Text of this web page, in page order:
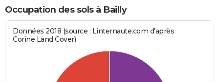
Occupation des sols à Bailly
Données 2018 (source : Linternaute.com d'après
Corine Land Cover)